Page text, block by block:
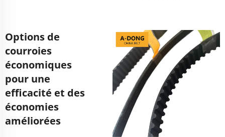
Options de
courroies
économiques
pour une
efficacité et des
économies
améliorées